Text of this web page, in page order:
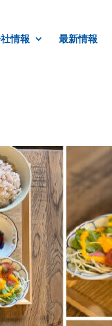
情報 最新情報